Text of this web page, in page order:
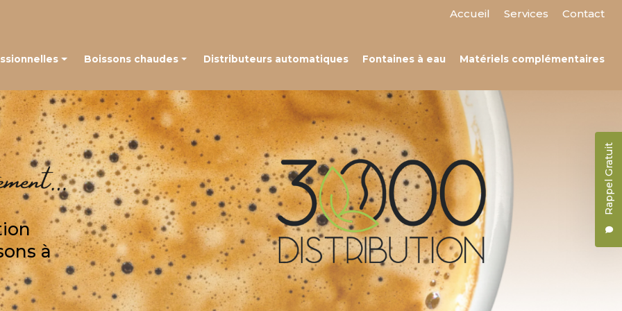
Rappel Gratuit
Accueil Services
Contact
à grains
à capsules
Boissons chaudes
Café en capsules
Café en grains
Thé, chocolat et autres boissons
Distributeurs automatiques Fontaines à eau Matériels complémentaires
à